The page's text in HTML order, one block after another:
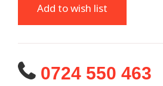
Add to wish list
0724 550 463